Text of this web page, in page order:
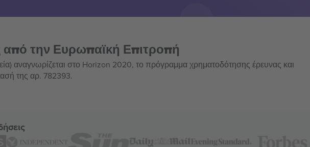
από την Ευρωπαϊκή Επιτροπή
αναγνωρίζεται στο Horizon 2020, το πρόγραμμα χρηματοδότησης έρευνας και
της αρ. 782393.